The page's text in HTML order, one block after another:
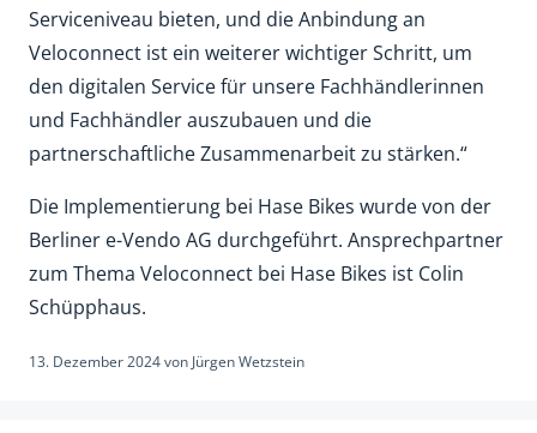
Serviceniveau bieten, und die Anbindung an
Veloconnect ist ein weiterer wichtiger Schritt, um
den digitalen Service für unsere Fachhändlerinnen
und Fachhändler auszubauen und die
partnerschaftliche Zusammenarbeit zu stärken.“
Die Implementierung bei Hase Bikes wurde von der
Berliner e-Vendo AG durchgeführt. Ansprechpartner
zum Thema Veloconnect bei Hase Bikes ist Colin
Schüpphaus.
13. Dezember 2024von Jürgen Wetzstein